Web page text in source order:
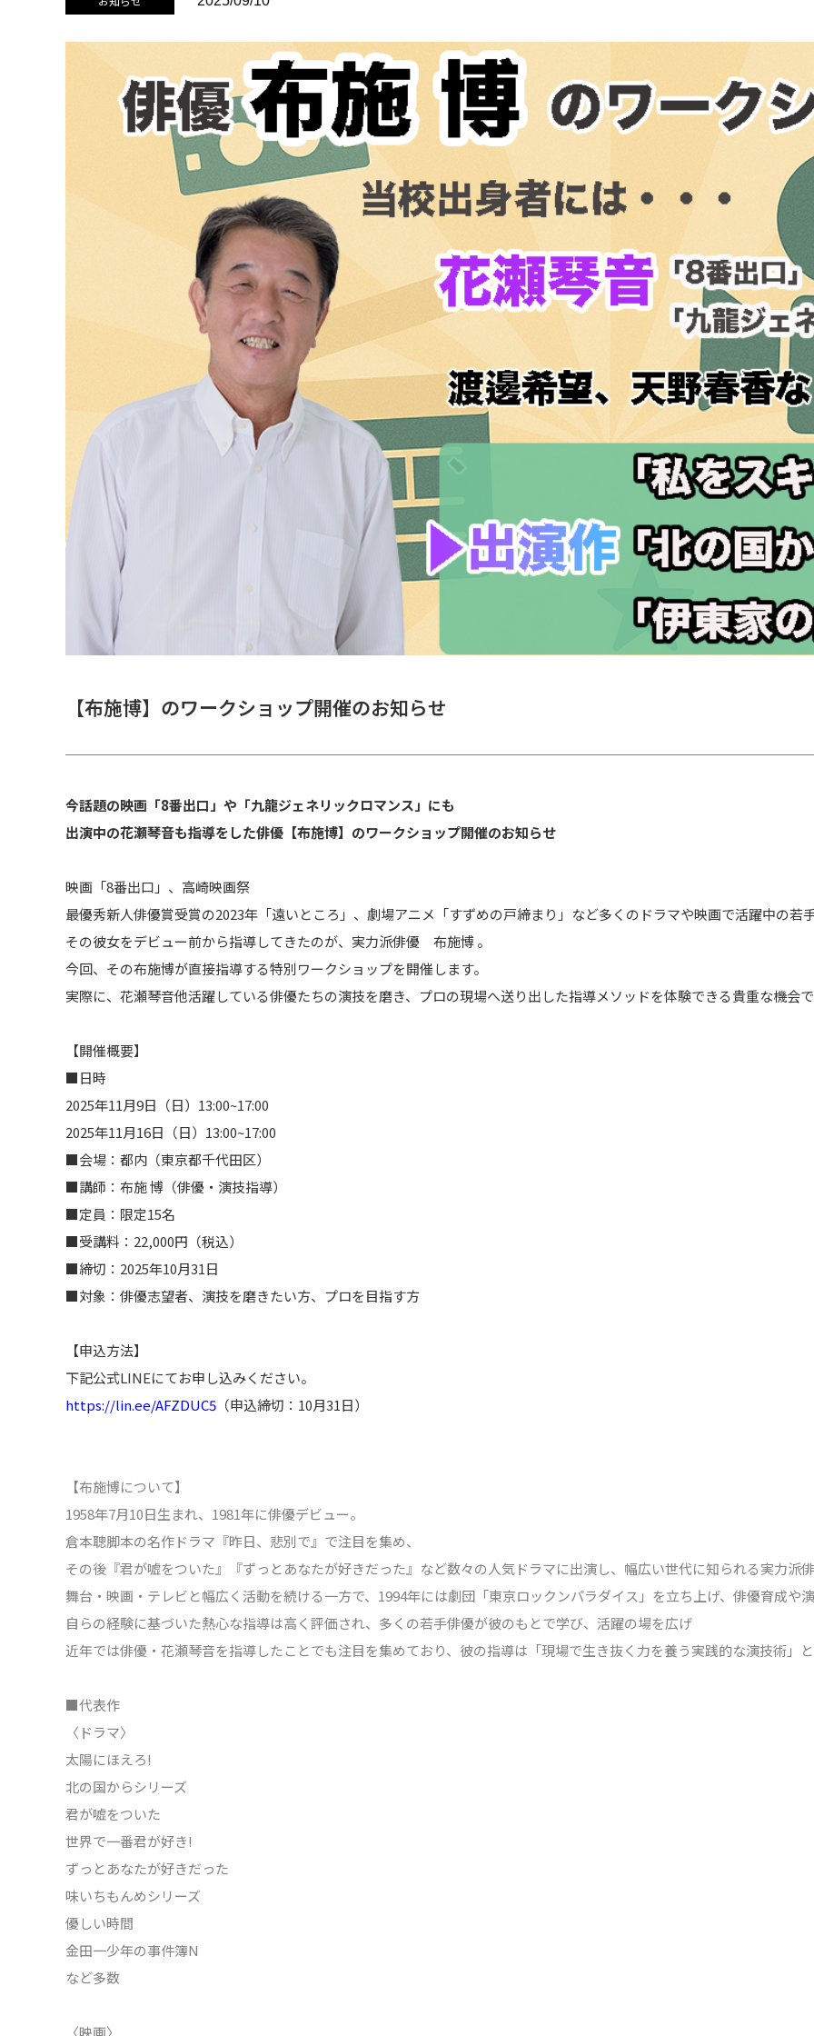
【布施博】のワークショップ開催のお知らせ
今話題の映画「8番出口」や「九龍ジェネリックロマンス」にも
出演中の花瀬琴音も指導をした俳優【布施博】のワークショップ開催のお知らせ
映画「8番出口」、高崎映画祭
最優秀新人俳優賞受賞の2023年「遠いところ」、劇場アニメ「すずめの戸締まり」など多くのドラマや映画で活躍中の若
その彼女をデビュー前から指導してきたのが、実力派俳優 布施博 。
今回、その布施博が直接指導する特別ワークショップを開催します。
実際に、花瀬琴音他活躍している俳優たちの演技を磨き、プロの現場へ送り出した指導メソッドを体験できる貴重な機会で
【開催概要】
■日時
2025年11月9日（日）13:00~17:00
2025年11月16日（日）13:00~17:00
■会場：都内（東京都千代田区）
■講師：布施 博（俳優・演技指導）
■定員：限定15名
■受講料：22,000円（税込）
■締切：2025年10月31日
■対象：俳優志望者、演技を磨きたい方、プロを目指す方
【申込方法】
下記公式LINEにてお申し込みください。
https://lin.ee/AFZDUC5 （申込締切： 10月31日）
【布施博について】
1958年7月10日生まれ、1981年に俳優デビュー。
倉本聰脚本の名作ドラマ『昨日、悲別で』で注目を集め、
その後『君が嘘をついた』『ずっとあなたが好きだった』など数々の人気ドラマに出演し、幅広い世代に知られる実力派俳
舞台・映画・テレビと幅広く活動を続ける一方で、1994年には劇団「東京ロックンパラダイス」を立ち上げ、俳優育成や
自らの経験に基づいた熱心な指導は高く評価され、多くの若手俳優が彼のもとで学び、活躍の場を広げ
近年では俳優・花瀬琴音を指導したことでも注目を集めており、彼の指導は「現場で生き抜く力を養う実践的な演技術」と
■代表作
〈ドラマ〉
太陽にほえろ!
北の国からシリーズ
君が嘘をついた
世界で一番君が好き!
ずっとあなたが好きだった
味いちもんめシリーズ
優しい時間
金田一少年の事件簿N
など多数
〈映画〉